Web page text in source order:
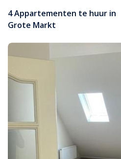
4 Appartementen te huur in
Grote Markt